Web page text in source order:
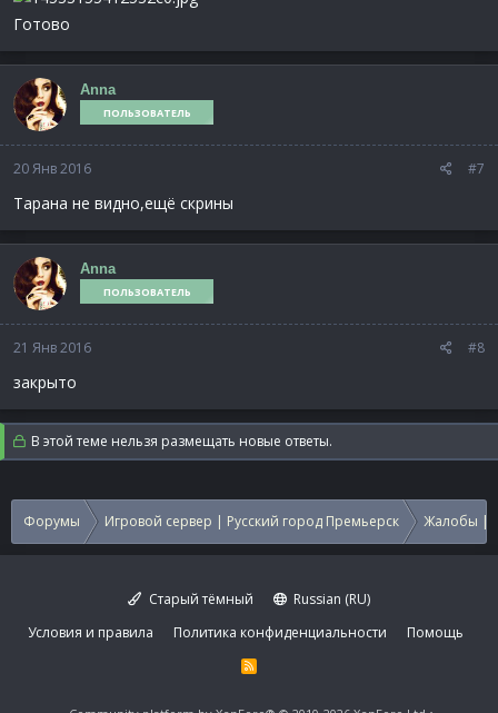
Готово
Anna
ПОЛЬЗОВАТЕЛЬ
20 Янв 2016 #7
Тарана не видно,ещё скрины
Anna
ПОЛЬЗОВАТЕЛЬ
21 Янв 2016 #8
закрыто
В этой теме нельзя размещать новые ответы.
Форумы Игровой сервер | Русский город Премьерск Жалобы |
Старый тёмный
Russian (RU)
Условия и правила
Политика конфиденциальности Помощь
R
S